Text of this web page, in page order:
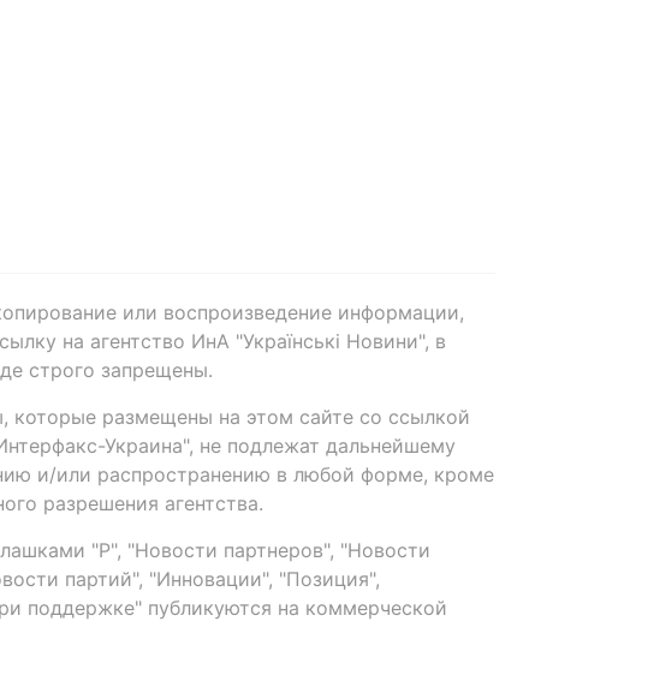
или воспроизведение информации,
на агентство ИнА "Українські Новини", в
строго запрещены.
которые размещены на этом сайте со ссылкой
Украина", не подлежат дальнейшему
и/или распространению в любой форме, кроме
разрешения агентства.
"Р", "Новости партнеров", "Новости
партий", "Инновации", "Позиция",
поддержке" публикуются на коммерческой